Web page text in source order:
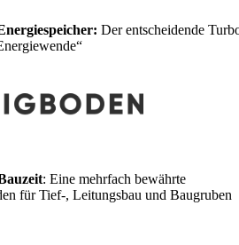
Der entscheidende
: Eine mehrfach bewährte
für Tief-, Leitungsbau und Baugruben